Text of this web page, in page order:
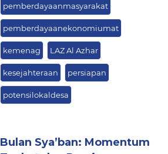
pemberdayaanmasyarakat
pemberdayaanekonomiumat
kemenag LAZ Al Azhar
kesejahteraan persiapan
potensilokaldesa
Bulan Sya’ban: Momentum